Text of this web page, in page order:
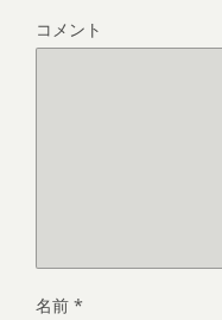
コメント
名前 *